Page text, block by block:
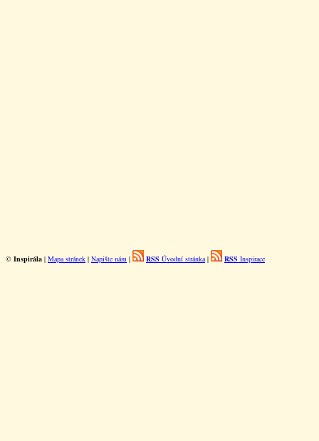
© Inspirála | Mapa stránek | Napište nám | RSS Úvodní stránka| RSS Inspirace